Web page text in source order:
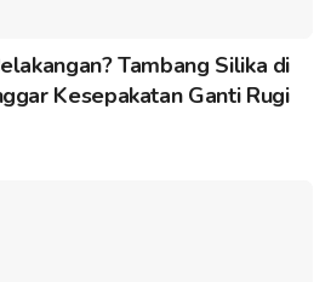
Tambang Silika di
Kesepakatan Ganti Rugi